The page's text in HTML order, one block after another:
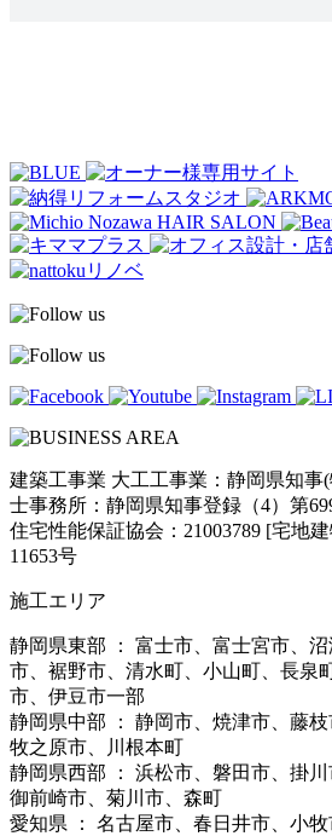
建築工事業 大工工事業：静岡県知
士事務所：静岡県知事登録（4）第
住宅性能保証協会：21003789 [宅地
11653号
施工エリア
静岡県東部 ： 富士市、富士宮市、
市、裾野市、清水町、小山町、長泉
市、伊豆市一部
静岡県中部 ： 静岡市、焼津市、藤枝
牧之原市、川根本町
静岡県西部 ： 浜松市、磐田市、掛川
御前崎市、菊川市、森町
愛知県 ： 名古屋市、春日井市、小牧